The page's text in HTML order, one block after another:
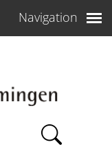
Navigation